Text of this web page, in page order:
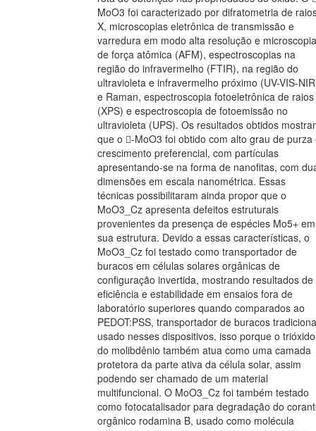
MoO3 foi caracterizado por difratometria de
X, microscopias eletrônica de transmissão e
varredura em modo alta resolução e microscopia
de força atômica (AFM), espectroscopias na
região do infravermelho (FTIR), na região do
ultravioleta e infravermelho próximo (UV-VIS-
e Raman, espectroscopia fotoeletrônica de raios
(XPS) e espectroscopia de fotoemissão no
ultravioleta (UPS). Os resultados obtidos
que o -MoO3 foi obtido com alto grau de purza
crescimento preferencial, com partículas
apresentando-se na forma de nanofitas, com
dimensões em escala nanométrica. Essas
técnicas possibilitaram ainda propor que o
MoO3_Cz apresenta defeitos estruturais
provenientes da presença de espécies Mo5+ em
sua estrutura. Devido a essas características, o
MoO3_Cz foi testado como transportador de
buracos em células solares orgânicas de
configuração invertida, mostrando resultados de
eficiência e estabilidade em ensaios fora de
laboratório superiores quando comparados ao
PEDOT:PSS, transportador de buracos
usado nesses dispositivos, isso porque o trióxido
do molibdênio também atua como uma camada
protetora da parte ativa da célula solar, assim
podendo ser chamado de um material
multifuncional. O MoO3_Cz foi também testado
como fotocatalisador para degradação do
orgânico rodamina B, usado como molécula